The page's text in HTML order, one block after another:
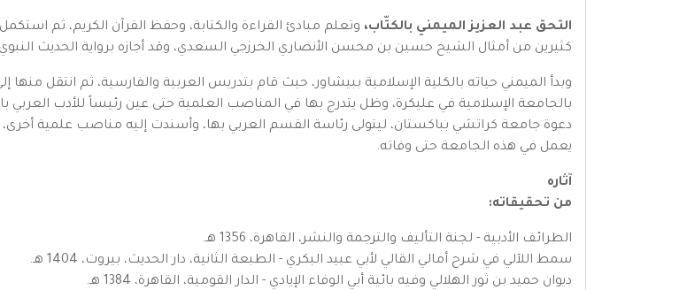
التحق عبد العزيز الميمني بالكتّاب، وتعلم مبادئ القراءة والكتابة، وحفظ القرآن الكريم، ثم
كثيرين من أمثال الشيخ حسين بن محسن الأنصاري الخرزجي السعدي، وقد أجازه برواية الحديث
وبدأ الميمني حياته بالكلية الإسلامية ببيشاور، حيث قام بتدريس العربية والفارسية، ثم انتقل
بالجامعة الإسلامية في عليكرة، وظل يتدرج بها في المناصب العلمية حتى عين رئيساً للأدب العربي
دعوة جامعة كراتشي بباكستان، ليتولى رئاسة القسم العربي بها، وأسندت إليه مناصب علمية
يعمل في هذه الجامعة حتى وفاته.
آثاره
من تحقيقاته:
الطرائف الأدبية - لجنة التأليف والترجمة والنشر، القاهرة، 1356 هـ.
سمط اللآلي في شرح أمالي القالي لأبي عبيد البكري - الطبعة الثانية، دار الحديث، بيروت، 1404 هـ.
ديوان حميد بن ثور الهلالي وفيه بائية أبي الوفاء الإيادي - الدار القومية، القاهرة، 1384 هـ.